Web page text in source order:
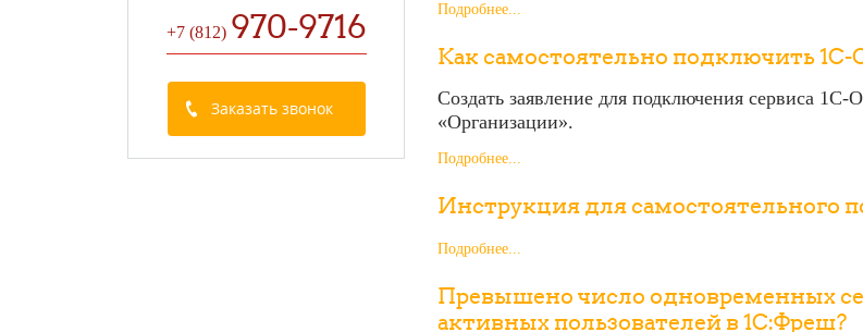
+7 (812) 970-9716
Заказать звонок
Подробнее...
Как самостоятельно подключить 1С-
Создать заявление для подключения сервиса
«Организации».
Подробнее...
Инструкция для самостоятельного
Подробнее...
Превышено число одновременных
активных пользователей в 1С:Фреш?